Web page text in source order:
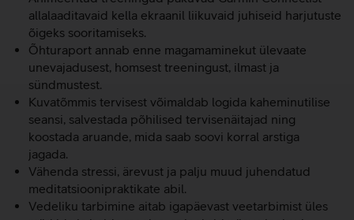
allalaaditavaid kella ekraanil liikuvaid juhiseid harjutuste
õigeks sooritamiseks.
Õhturaport annab enne magamaminekut ülevaate
unevajadusest, homsest treeningust, ilmast ja
sündmustest.
Kuvatõmmis tervisest võimaldab logida kaheminutilise
seansi, salvestada põhilised tervisenäitajad ning
koostada aruande, mida saab soovi korral arstiga
jagada.
Vähenda stressi, ärevust ja palju muud juhendatud
meditatsioonipraktikate abil.
Vedeliku tarbimine aitab igapäevast veetarbimist üles